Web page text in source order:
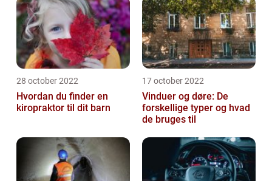
28 october 2022
Hvordan du finder en
kiropraktor til dit barn
17 october 2022
Vinduer og døre: De
forskellige typer og hvad
de bruges til